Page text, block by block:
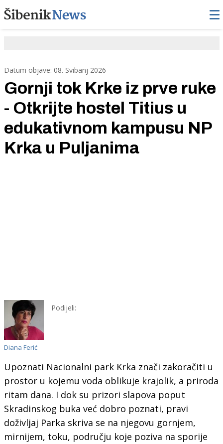
Datum objave: 08. Svibanj 2026
Gornji tok Krke iz prve ruke
- Otkrijte hostel Titius u
edukativnom kampusu NP
Krka u Puljanima
Diana Ferić
Podijeli:
Upoznati Nacionalni park Krka znači zakoračiti u
prostor u kojemu voda oblikuje krajolik, a priroda
ritam dana. I dok su prizori slapova poput
Skradinskog buka već dobro poznati, pravi
doživljaj Parka skriva se na njegovu gornjem,
mirnijem, toku, području koje poziva na sporije